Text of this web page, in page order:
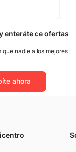
enteráte de ofertas
que nadie a los mejores
ahora